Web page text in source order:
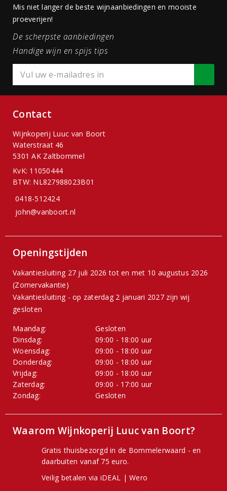
Mis niet langer de beste wijnaanbiedingen en mooiste
proeverijen!
De scherpste aanbiedingen
Handige wijn en spijs tips
Contact
Wijnkoperij Luuc van Boort
Waterstraat 46
5301 AK Zaltbommel
KvK: 11050444
BTW: NL827988023B01
0418-512424
john@vanboort.nl
Openingstijden
Vakantiesluiting 27 juli 2026 tot en met 10 augustus 2026
(Zomervakantie)
Vakantiesluiting - op zaterdag 2 januari 2027 zijn wij
gesloten
Maandag:
Gesloten
Dinsdag:
09:00 - 18:00 uur
Woensdag:
09:00 - 18:00 uur
Donderdag:
09:00 - 18:00 uur
Vrijdag:
09:00 - 18:00 uur
Zaterdag:
09:00 - 17:00 uur
Zondag:
Gesloten
Waarom Wijnkoperij Luuc van Boort?
Gratis thuisbezorgd in de Bommelerwaard - en
daarbuiten vanaf 75 euro.
Veilig betalen via iDEAL | Wero